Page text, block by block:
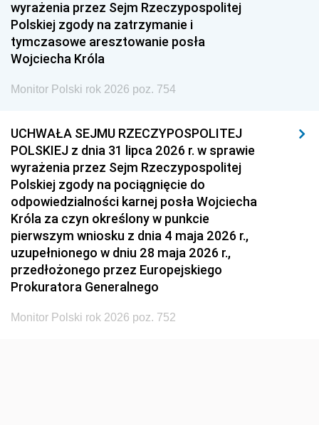
1951 1950 1949
1948 1947
1939
wyrażenia przez Sejm Rzeczypospolitej
Polskiej zgody na zatrzymanie i
tymczasowe aresztowanie posła
Wojciecha Króla
Monitor Polski rok 2026 poz. 754
UCHWAŁA SEJMU RZECZYPOSPOLITEJ
POLSKIEJ z dnia 31 lipca 2026 r. w sprawie
wyrażenia przez Sejm Rzeczypospolitej
Polskiej zgody na pociągnięcie do
odpowiedzialności karnej posła Wojciecha
Króla za czyn określony w punkcie
pierwszym wniosku z dnia 4 maja 2026 r.,
uzupełnionego w dniu 28 maja 2026 r.,
przedłożonego przez Europejskiego
Prokuratora Generalnego
Monitor Polski rok 2026 poz. 752